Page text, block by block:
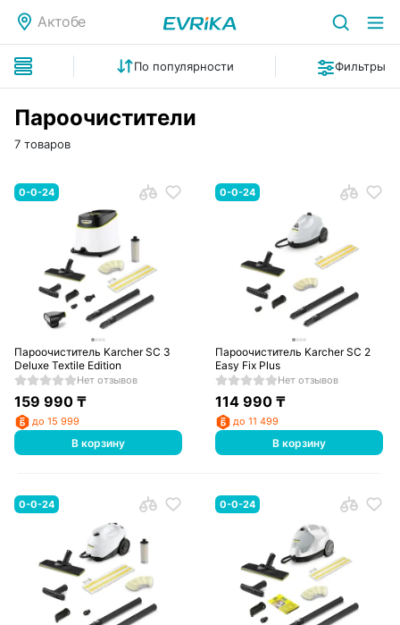
Актобе
По популярности Фильтры
Пароочистители
7 товаров
0-0-24
Пароочиститель Karcher SC 3
Deluxe Textile Edition
Нет отзывов
159 990₸
до 15 999
В корзину
0-0-24
Пароочиститель Karcher SC 2
Easy Fix Plus
Нет отзывов
114 990 ₸
до 11 499
В корзину
0-0-24 0-0-24